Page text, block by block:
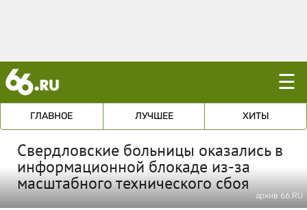
☰
ГЛАВНОЕ ЛУЧШЕЕ ХИТЫ
Свердловские больницы оказались в
информационной блокаде из-за
масштабного технического сбоя
архив 66.RU